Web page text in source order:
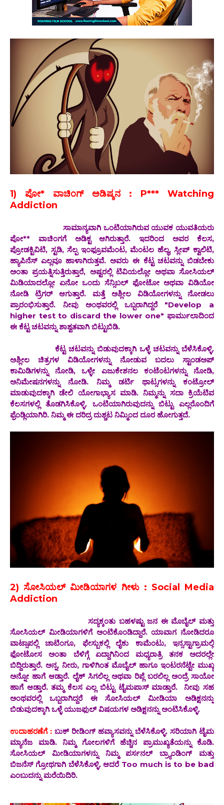
1) ಪೋ* ವಾಚಿಂಗ್ ಅಡಿಷ್ಕನ : P*** Watching
Addiction
ಸಾಮಾನ್ಯವಾಗಿ ಒಂಟಿಯಾಗಿರುವ ಯುವಕ ಯುವತಿಯರು
ಪೋ** ವಾಚಿಂಗಗೆ ಅಡಿಕ್ಟ ಆಗಿರುತ್ತಾರೆ. ಇದರಿಂದ ಅವರ ಕೆಲಸ,
ಪ್ರೋಡಕ್ಟಿವಿಟಿ, ಸ್ಟಡಿ, ಸೆಲ್ಪ ಇಂಫ್ರೂವಮೆಂಟ, ಮೆಂಟಲ ಹೆಲ್ಥ, ಸ್ಲೀಪ್ ಕ್ವಾಲಿಟಿ,
ಹ್ಯಾಪಿನೆಸ್ ಎಲ್ಲವೂ ಹಾಳಾಗಿರುತ್ತವೆ. ಅವರು ಈ ಕೆಟ್ಟ ಚಟವನ್ನು ಬಿಡಬೇಕು
ಅಂತಾ ಪ್ರಯತ್ನಿಸುತ್ತಿರುತ್ತಾರೆ, ಅಷ್ಟರಲ್ಲಿ ಟಿವಿಯಲ್ಲೋ ಅಥವಾ ಸೋಸಿಯಲ್
ಮಿಡಿಯಾದಲ್ಲೋ ಏನೋ ಒಂದು ಸೆನ್ಸಿಬಲ್ ಫೋಟೋ ಅಥವಾ ವಿಡಿಯೋ
ನೋಡಿ ಟ್ರಿಗರ್ ಆಗುತ್ತಾರೆ. ಮತ್ತೆ ಅಶ್ಲೀಲ ವಿಡಿಯೋಗಳನ್ನು ನೋಡಲು
ಪ್ರಾರಂಭಿಸುತ್ತಾರೆ. ನೀವು ಅಂಥವರಲ್ಲಿ ಒಬ್ಬರಾಗಿದ್ದರೆ "Develop a
higher test to discard the lower one" ಫಾರ್ಮುಲಾದಿಂದ
ಈ ಕೆಟ್ಟ ಚಟವನ್ನು ಶಾಶ್ವತವಾಗಿ ಬಿಟ್ಟುಬಿಡಿ.
ಕೆಟ್ಟ ಚಟವನ್ನು ಬಿಡುವುದಕ್ಕಾಗಿ ಒಳ್ಳೆ ಚಟವನ್ನು ಬೆಳೆಸಿಕೊಳ್ಳಿ.
ಅಶ್ಲೀಲ ಚಿತ್ರಗಳ ವಿಡಿಯೋಗಳನ್ನು ನೋಡುವ ಬದಲು ಸ್ಟಾಂಡಅಪ್
ಕಾಮಿಡಿಗಳನ್ನು ನೋಡಿ, ಒಳ್ಳೇ ಎಜುಕೇಶನಲ ಕಂಟೆಂಟಗಳನ್ನು ನೋಡಿ,
ಅನಿಮೇಷನಗಳನ್ನು ನೋಡಿ. ನಿಮ್ಮ ಡರ್ಟಿ ಥಾಟ್ಸಗಳನ್ನು ಕಂಟ್ರೋಲ್
ಮಾಡುವುದಕ್ಕಾಗಿ ಡೇಲಿ ಯೋಗಾಭ್ಯಾಸ ಮಾಡಿ. ನಿಮ್ಮನ್ನು ಸದಾ ಕ್ರಿಯೆಟಿವ
ಕೆಲಸಗಳಲ್ಲಿ ತೊಡಗಿಸಿಕೊಳ್ಳಿ. ಒಂಟಿಯಾಗಿರುವುದನ್ನು ಬಿಟ್ಟು ಎಲ್ಲರೊಂದಿಗೆ
ಫ್ರೆಂಡ್ಲಿಯಾಗಿರಿ. ನಿಮ್ಮ ಈ ದರಿದ್ರ ದುಶ್ಚಟ ನಿಮ್ಮಿಂದ ದೂರ ಹೋಗುತ್ತದೆ.
2) ಸೋಸಿಯಲ್ ಮೀಡಿಯಾಗಳ ಗೀಳು : Social Media
Addiction
ಸದ್ಯಕ್ಕಂತು ಬಹಳಷ್ಟು ಜನ ಈ ಮೊಬೈಲ್ ಮತ್ತು
ಸೋಸಿಯಲ್ ಮೀಡಿಯಾಗಳಿಗೆ ಅಂಟಿಕೊಂಡಿದ್ದಾರೆ. ಯಾವಾಗ ನೋಡಿದರೂ
ವಾಟ್ಸಾಪಲ್ಲಿ ಚಾಟಿಂಗೂ, ಫೇಸ್ಬುಕಲ್ಲಿ ಲೈಕು ಕಾಮೆಂಟು, ಇನ್ಸಸ್ಟಾಗ್ರಾಮಲ್ಲಿ
ಫೋಟೋಸ ಅಂತಾ ಬೆಳಿಗ್ಗೆ ಏದ್ದಾಗಿನಿಂದ ಮಧ್ಯರಾತ್ರಿ ತನಕ ಅದರಲ್ಲೇ
ಬಿದ್ದಿರುತ್ತಾರೆ. ಅನ್ನ, ನೀರು, ಗಾಳಿಗಿಂತ ಮೊಬೈಲ್ ಹಾಗೂ ಇಂಟರನೆಟ್ಟೇ ಮುಖ್ಯ
ಅನ್ನೋ ಹಾಗೆ ಆಡ್ತಾರೆ. ಲೈಕ್ ಸಿಗಲಿಲ್ಲ ಅಥವಾ ರಿಪ್ಲೆ ಬರಲಿಲ್ಲ ಅಂದ್ರೆ ಸಾಯೋ
ಹಾಗೆ ಆಡ್ತಾರೆ. ತಮ್ಮ ಕೆಲಸ ಎಲ್ಲ ಬಿಟ್ಟು ಟೈಮಪಾಸ್ ಮಾಡ್ತಾರೆ. ನೀವು ಸಹ
ಅಂಥವರಲ್ಲಿ ಒಬ್ಬರಾಗಿದ್ದರೆ ಈ ಸೋಸಿಯಲ್ ಮೀಡಿಯಾ ಅಡಿಕ್ಷನನ್ನು
ಬಿಡುವುದಕ್ಕಾಗಿ ಒಳ್ಳೆ ಯುಜಫುಲ್ ವಿಷಯಗಳ ಅಡಿಕ್ಷನನ್ನು ಅಂಟಿಸಿಕೊಳ್ಳಿ.
ಉದಾಹರಣೆಗೆ : ಬುಕ್ ರೀಡಿಂಗ್ ಹವ್ಯಾಸವನ್ನು ಬೆಳೆಸಿಕೊಳ್ಳಿ. ಸರಿಯಾಗಿ ಟೈಮ
ಮ್ಯಾನೆಜ ಮಾಡಿ. ನಿಮ್ಮ ಗೋಲಗಳಿಗೆ ಹೆಚ್ಚಿನ ಪ್ರಾಮುಖ್ಯತೆಯನ್ನು ಕೊಡಿ.
ಸೋಸಿಯಲ್ ಮೀಡಿಯಾಗಳನ್ನು ನಿಮ್ಮ ಪರ್ಸನಲ್ ಬ್ರ್ಯಾಂಡಿಂಗ್ ಮತ್ತು
ಬಿಜನೆಸ್ ಗ್ರೋಥಗಾಗಿ ಬೆಳೆಸಿಕೊಳ್ಳಿ. ಆದರೆ Too much is to be bad
ಎಂಬುದನ್ನು ಮರೆಯಿದಿರಿ.